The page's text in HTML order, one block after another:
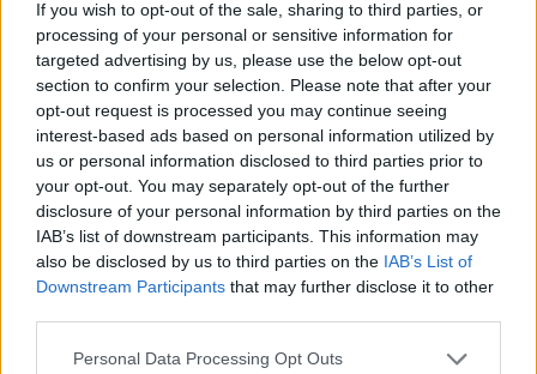
If you wish to opt-out of the sale, sharing to third parties, or
processing of your personal or sensitive information for
targeted advertising by us, please use the below opt-out
section to confirm your selection. Please note that after your
opt-out request is processed you may continue seeing
interest-based ads based on personal information utilized by
us or personal information disclosed to third parties prior to
your opt-out. You may separately opt-out of the further
disclosure of your personal information by third parties on the
IAB’s list of downstream participants. This information may
also be disclosed by us to third parties on the IAB’s List of
Downstream Participants that may further disclose it to other
Please note that this website/app uses one or more Google
Personal Data Processing Opt Outs
Aktuális
Tata műemlékfelújítás műemlék restaurálás
Történelmi táj, amelynek minden köve mesél –